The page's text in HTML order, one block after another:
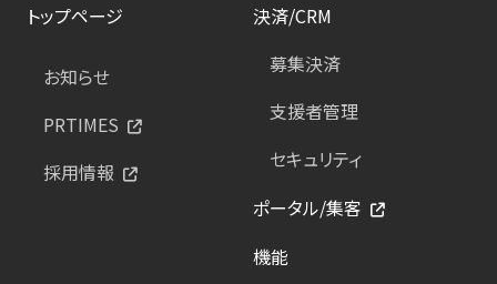
トップページ
お知らせ
PRTIMES
採用情報
決済/CRM
募集決済
支援者管理
セキュリティ
ポータル/集客
機能